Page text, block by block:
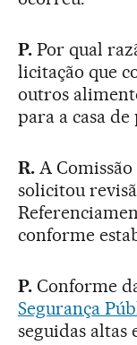
P.Por qual
licitação que
outros
para a casa
R. A
solicitou
conforme
P.Conforme
Segurança
seguidas altas